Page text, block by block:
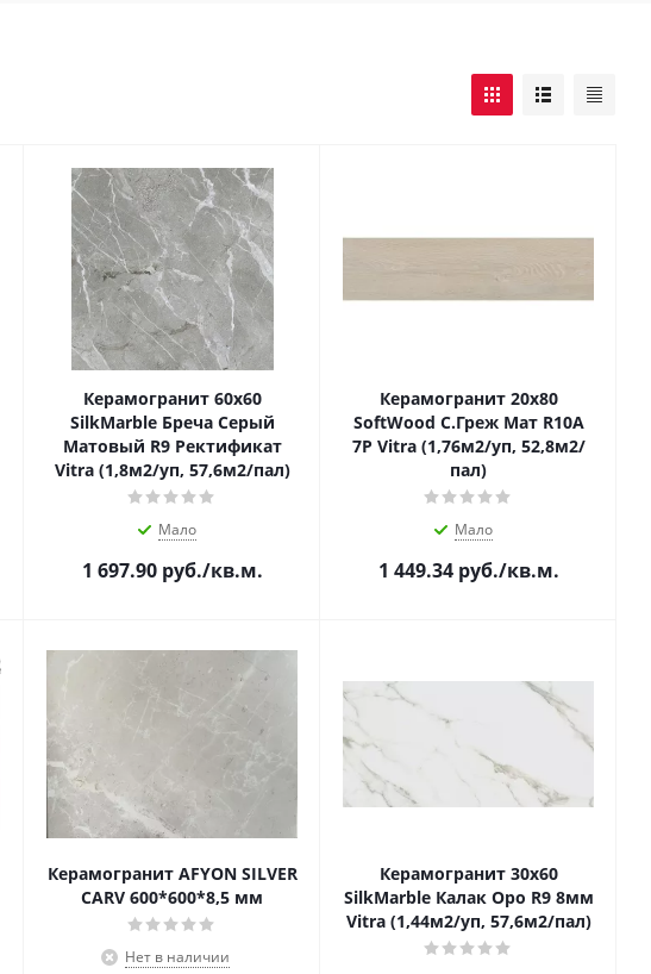
Керамогранит 60х60
SilkMarble Бреча Серый
Матовый R9 Ректификат
Vitra (1,8м2/уп, 57,6м2/пал)
Мало
1 697.90руб./кв.м.
Керамогранит 20х80
SoftWood С.Греж Мат R10A
7Р Vitra (1,76м2/уп, 52,8м2/
пал)
Мало
1 449.34руб./кв.м.
Керамогранит AFYON SILVER
CARV 600*600*8,5 мм
Нет в наличии
Керамогранит 30х60
SilkMarble Калак Оро R9 8мм
Vitra (1,44м2/уп, 57,6м2/пал)